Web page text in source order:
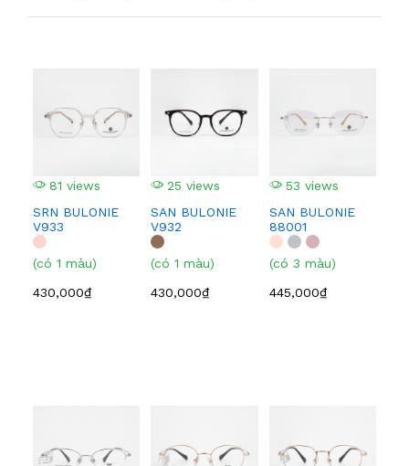
81 views
SRN BULONIE
V933
(có 1 màu)
430,000₫
25 views
SAN BULONIE
V932
(có 1 màu)
430,000₫
53 views
SAN BULONIE
88001
(có 3 màu)
445,000₫